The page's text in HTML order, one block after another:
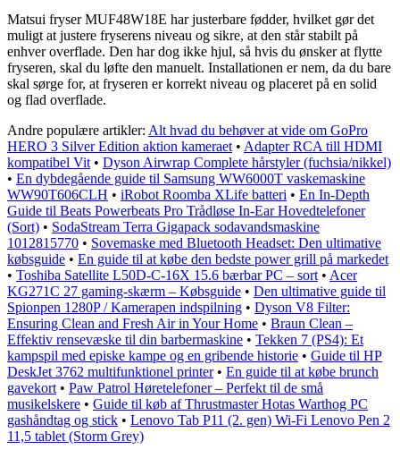
Matsui fryser MUF48W18E har justerbare fødder, hvilket gør det
muligt at justere fryserens niveau og sikre, at den står stabilt på
enhver overflade. Den har dog ikke hjul, så hvis du ønsker at flytte
fryseren, skal du løfte den manuelt. Installationen er nem, da du bare
skal sørge for, at fryseren er korrekt niveau og placeret på en solid
og flad overflade.
Andre populære artikler: Alt hvad du behøver at vide om GoPro
HERO 3 Silver Edition aktion kameraet • Adapter RCA till HDMI
kompatibel Vit • Dyson Airwrap Complete hårstyler (fuchsia/nikkel)
• En dybdegående guide til Samsung WW6000T vaskemaskine
WW90T606CLH • iRobot Roomba XLife batteri • En In-Depth
Guide til Beats Powerbeats Pro Trådløse In-Ear Hovedtelefoner
(Sort) • SodaStream Terra Gigapack sodavandsmaskine
1012815770 • Sovemaske med Bluetooth Headset: Den ultimative
købsguide • En guide til at købe den bedste power grill på markedet
• Toshiba Satellite L50D-C-16X 15.6 bærbar PC – sort • Acer
KG271C 27 gaming-skærm – Købsguide • Den ultimative guide til
Spionpen 1280P / Kamerapen indspilning • Dyson V8 Filter:
Ensuring Clean and Fresh Air in Your Home • Braun Clean –
Effektiv rensevæske til din barbermaskine • Tekken 7 (PS4): Et
kampspil med episke kampe og en gribende historie • Guide til HP
DeskJet 3762 multifunktionel printer• En guide til at købe brunch
gavekort • Paw Patrol Høretelefoner – Perfekt til de små
musikelskere • Guide til køb af Thrustmaster Hotas Warthog PC
gashåndtag og stick • Lenovo Tab P11 (2. gen) Wi-Fi Lenovo Pen 2
11,5 tablet (Storm Grey)